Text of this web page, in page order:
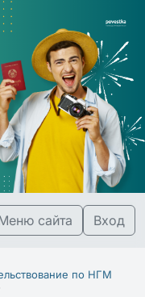
сайта Вход
по НГМ